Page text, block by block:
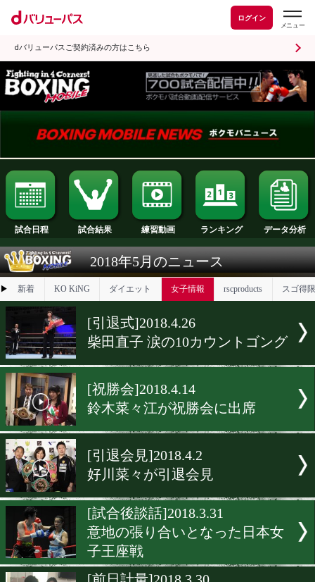
ログイン
dバリューパスご契約済みの方はこちら
試合日程 試合結果 練習動画 ランキング
2018年5月のニュース
▶ 新着 KO KiNG ダイエット 女子情報
[引退式]2018.4.26
柴田直子 涙の10カウント
[祝勝会]2018.4.14
[引退会見]2018.4.2
好川菜々が引退会見